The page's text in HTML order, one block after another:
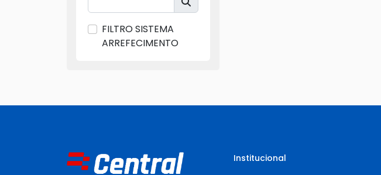
FILTRO SISTEMA
ARREFECIMENTO
Institucional